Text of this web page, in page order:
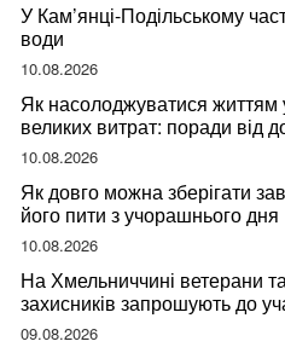
У Кам’янці-Подільському
води
10.08.2026
Як насолоджуватися життям
великих витрат: поради від
10.08.2026
Як довго можна зберігати
його пити з учорашнього дня
10.08.2026
На Хмельниччині ветерани
захисників запрошують до
змаганнях
09.08.2026